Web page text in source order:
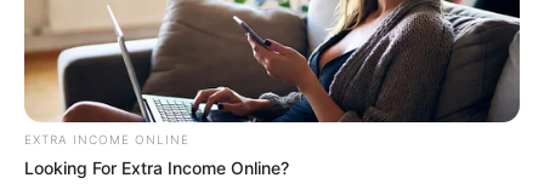
Groom Splits Pants In Viral Wedding Photo Disaster!
BUZZDAY
EXTRA INCOME ONLINE
Looking For Extra Income Online?